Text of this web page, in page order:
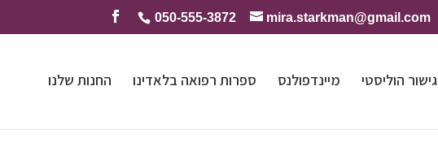
050-555-3872 mira.starkman@gmail.com
גישור הוליסטי מיינדפולנס ספרות רפואה בלאדינו החנות שלנו